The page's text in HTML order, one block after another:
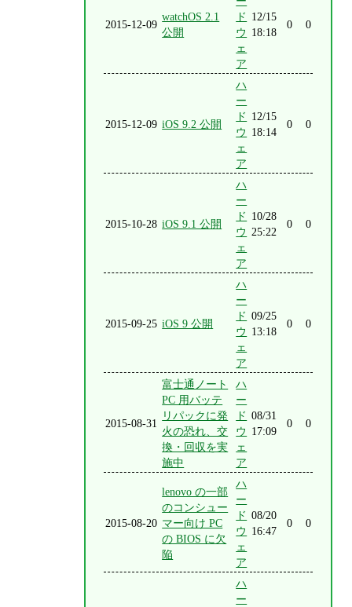
2015-12-09
watchOS 2.1
公開
ド
ウ
ェ
ア
12/15
18:18
0 0
2015-12-09 iOS 9.2 公開
ハ
ー
ド
ウ
ェ
ア
12/15
18:14
0 0
2015-10-28 iOS 9.1 公開
ハ
ー
ド
ウ
ェ
ア
10/28
25:22
0 0
2015-09-25 iOS 9 公開
ハ
ー
ド
ウ
ェ
ア
09/25
13:18
0 0
2015-08-31
富士通ノート
PC 用バッテ
リパックに発
火の恐れ、交
換・回収を実
施中
ハ
ー
ド
ウ
ェ
ア
08/31
17:09
0 0
2015-08-20
lenovo の一部
のコンシュー
マー向け PC
の BIOS に欠
陥
ハ
ー
ド
ウ
ェ
ア
08/20
16:47
0 0
ハ
ー